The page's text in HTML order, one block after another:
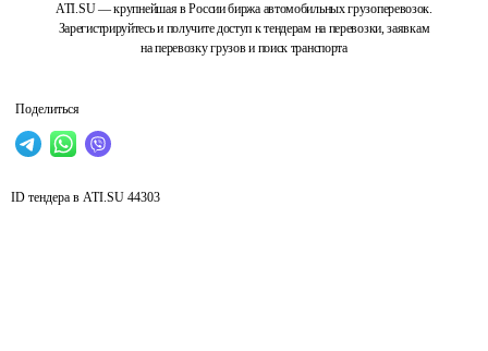
ATI.SU — крупнейшая в России биржа автомобильных грузоперевозок.
Зарегистрируйтесь и получите доступ к тендерам на перевозки, заявкам
на перевозку грузов и поиск транспорта
Поделиться
ID тендера в ATI.SU 44303